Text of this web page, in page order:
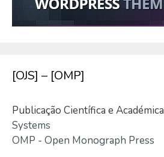
[OJS] – [OMP]
Publicação Científica e Académica
Systems
OMP - Open Monograph Press